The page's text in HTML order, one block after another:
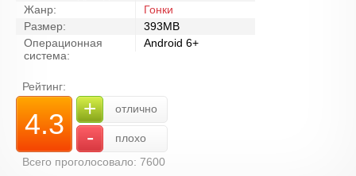
Жанр:
Гонки
Размер:
393MB
Операционная
система:
Android 6+
Рейтинг:
4.3 + отлично
-
плохо
Всего проголосовало: 7600